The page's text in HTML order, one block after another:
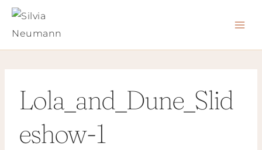
Zum
Lola_and_Dune_Slid
eshow-1